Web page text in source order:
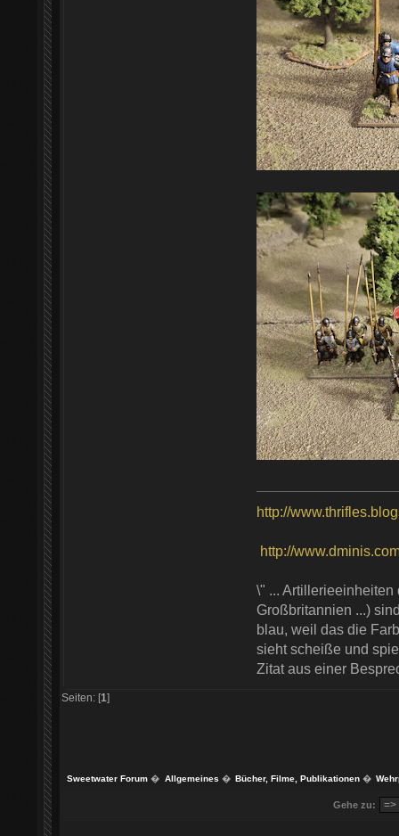
http://
http://
\" ...
Großbritannien ...)
blau, weil das die
sieht scheiße und
Zitat aus einer
Seiten: [1]
Sweetwater Forum � Allgemeines � Bücher, Filme, Publikationen�
Gehe zu: